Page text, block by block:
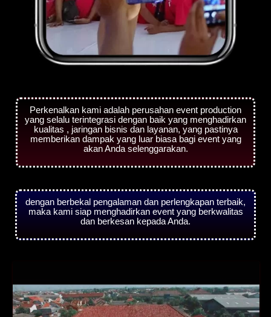
Perkenalkan kami adalah perusahan event production
yang selalu terintegrasi dengan baik yang menghadirkan
kualitas , jaringan bisnis dan layanan, yang pastinya
memberikan dampak yang luar biasa bagi event yang
akan Anda selenggarakan.
dengan berbekal pengalaman dan perlengkapan terbaik,
maka kami siap menghadirkan event yang berkwalitas
dan berkesan kepada Anda.